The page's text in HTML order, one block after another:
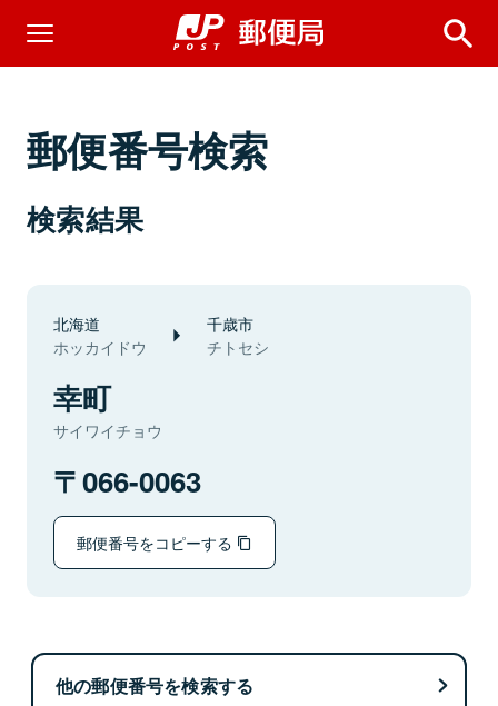
郵便番号検索
検索結果
北海道
ホッカイドウ
千歳市
チトセシ
幸町
サイワイチョウ
066-0063
郵便番号をコピーする
他の郵便番号を検索する